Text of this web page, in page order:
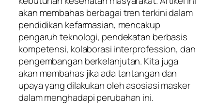
akan membahas berbagai tren terkini dalam
pendidikan kefarmasian, mencakup
pengaruh teknologi, pendekatan berbasis
kompetensi, kolaborasi interprofession, dan
pengembangan berkelanjutan. Kita juga
akan membahas jika ada tantangan dan
upaya yang dilakukan oleh asosiasi masker
dalam menghadapi perubahan ini.